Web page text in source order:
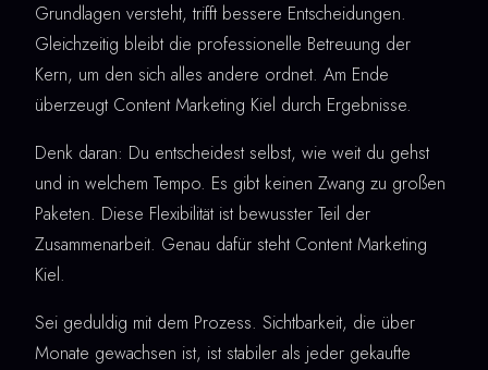
Grundlagen versteht, trifft bessere Entscheidungen.
Gleichzeitig bleibt die professionelle Betreuung der
Kern, um den sich alles andere ordnet. Am Ende
überzeugt Content Marketing Kiel durch Ergebnisse.
Denk daran: Du entscheidest selbst, wie weit du gehst
und in welchem Tempo. Es gibt keinen Zwang zu großen
Paketen. Diese Flexibilität ist bewusster Teil der
Zusammenarbeit. Genau dafür steht Content Marketing
Kiel.
Sei geduldig mit dem Prozess. Sichtbarkeit, die über
Monate gewachsen ist, ist stabiler als jeder gekaufte